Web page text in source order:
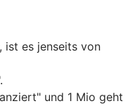
ist es jenseits von
und 1 Mio geht